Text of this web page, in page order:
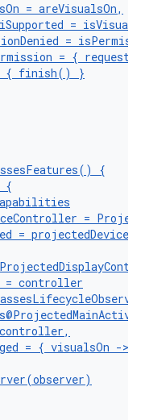
= areVisualsOn,
=
=
= {
{ finish()
}
()
{
{
=
=
= controller
controller,
= { visualsOn ->
(observer)